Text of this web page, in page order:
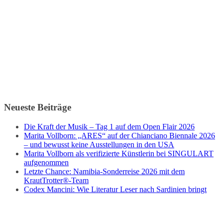
Neueste Beiträge
Die Kraft der Musik – Tag 1 auf dem Open Flair 2026
Marita Vollborn: „ARES“ auf der Chianciano Biennale 2026
– und bewusst keine Ausstellungen in den USA
Marita Vollborn als verifizierte Künstlerin bei SINGULART
aufgenommen
Letzte Chance: Namibia-Sonderreise 2026 mit dem
KrautTrotter®-Team
Codex Mancini: Wie Literatur Leser nach Sardinien bringt